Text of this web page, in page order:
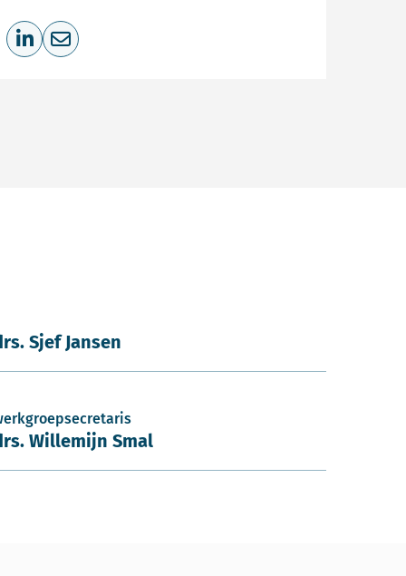
Deel op LinkedIn
Deel via e-mail
Sjef Jansen
Willemijn Smal